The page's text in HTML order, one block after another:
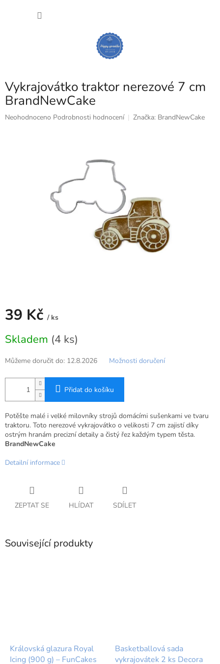
Vykrajovátko traktor nerezové 7 cm
BrandNewCake
Průměrné
Neohodnoceno Podrobnosti hodnocení Značka: BrandNewCake
39 Kč / ks
cena:
Skladem (4 ks)
Můžeme doručit do: 12.8.2026 Možnosti doručení
Přidat do košíku
Potěšte malé i velké milovníky strojů domácími sušenkami ve tvaru
traktoru. Toto nerezové vykrajovátko o velikosti 7 cm zajistí díky
ostrým hranám precizní detaily a čistý řez každým typem těsta.
BrandNewCake
Detailní informace
ZEPTAT SE HLÍDAT SDÍLET
Související produkty
Královská glazura Royal
Icing (900 g) – FunCakes
Basketballová sada
vykrajovátek 2 ks Decora